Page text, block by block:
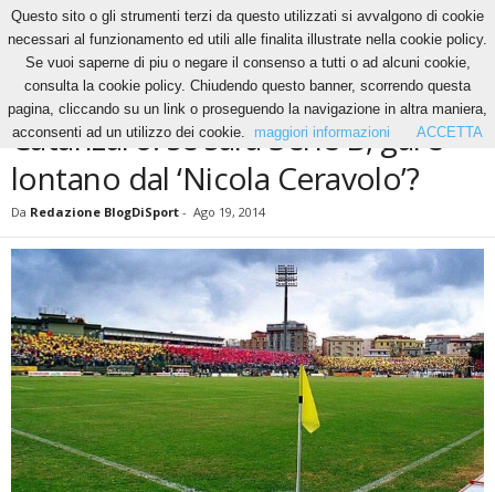
News Catanzaro: se sarà Serie B, gare lontano dal ‘Nicola Ceravolo’?
NEWS
Catanzaro: se sarà Serie B, gare
lontano dal ‘Nicola Ceravolo’?
Da Redazione BlogDiSport - Ago 19, 2014
Questo sito o gli strumenti terzi da questo utilizzati si avvalgono di cookie
necessari al funzionamento ed utili alle finalita illustrate nella cookie policy.
Se vuoi saperne di piu o negare il consenso a tutti o ad alcuni cookie,
consulta la cookie policy. Chiudendo questo banner, scorrendo questa
pagina, cliccando su un link o proseguendo la navigazione in altra maniera,
acconsenti ad un utilizzo dei cookie.
maggiori informazioni ACCETTA